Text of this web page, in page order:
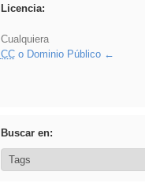
Licencia:
Cualquiera
CCo Dominio Público
Buscar en: